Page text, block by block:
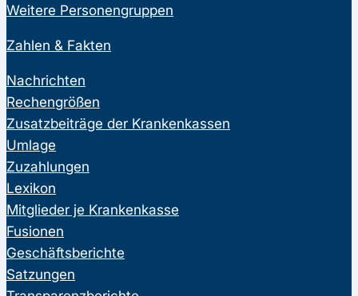
Weitere Personengruppen
Zahlen & Fakten
Nachrichten
Rechengrößen
Zusatzbeiträge der Krankenkassen
Umlage
Zuzahlungen
Lexikon
Mitglieder je Krankenkasse
Fusionen
Geschäftsberichte
Satzungen